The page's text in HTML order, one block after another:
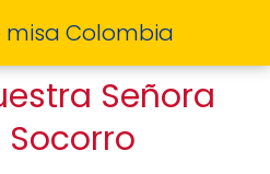
misa Colombia
Señora